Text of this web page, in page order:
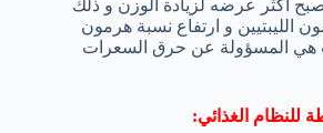
أكثر عرضه لزيادة الوزن و ذلك
الليبتيين و ارتفاع نسبة هرمون
هي المسؤولة عن حرق السعرات